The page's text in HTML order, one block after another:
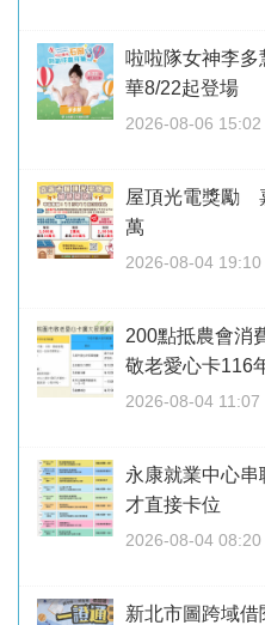
啦啦隊女神李
華8/22起登場
2026-08-06 15:02
屋頂光電獎勵
萬
2026-08-04 19:10
200點抵農會消
敬老愛心卡116
2026-08-04 11:07
永康就業中心
才直接卡位
2026-08-04 08:20
新北市圖跨域